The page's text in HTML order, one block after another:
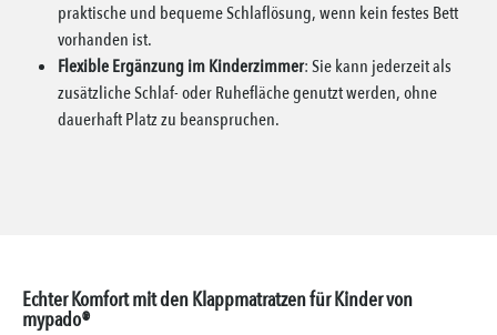
praktische und bequeme Schlaflösung, wenn kein festes Bett
vorhanden ist.
Flexible Ergänzung im Kinderzimmer: Sie kann jederzeit als
zusätzliche Schlaf- oder Ruhefläche genutzt werden, ohne
dauerhaft Platz zu beanspruchen.
Echter Komfort mit den Klappmatratzen für Kinder von
mypado®